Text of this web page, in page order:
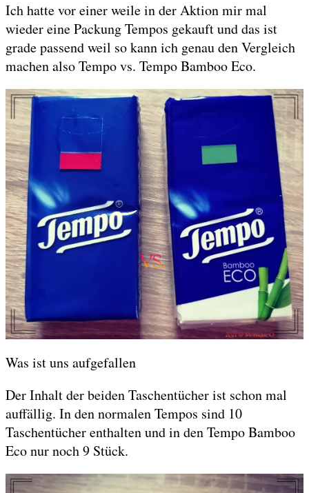
Ich hatte vor einer weile in der Aktion mir mal
wieder eine Packung Tempos gekauft und das ist
grade passend weil so kann ich genau den Vergleich
machen also Tempo vs. Tempo Bamboo Eco.
Was ist uns aufgefallen
Der Inhalt der beiden Taschentücher ist schon mal
auffällig. In den normalen Tempos sind 10
Taschentücher enthalten und in den Tempo Bamboo
Eco nur noch 9 Stück.